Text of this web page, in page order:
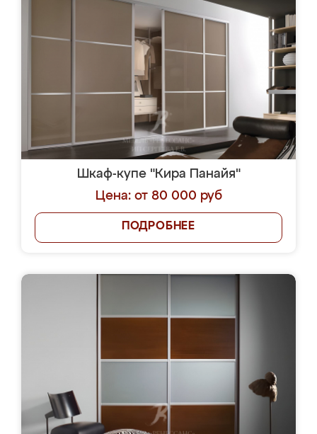
Шкаф-купе "Кира Панайя"
Цена: от 80 000 руб
ПОДРОБНЕЕ